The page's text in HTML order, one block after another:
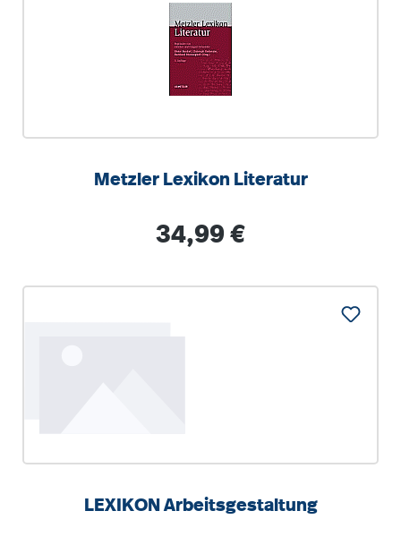
Metzler Lexikon Literatur
Regulärer Preis:
34,99 €
LEXIKON Arbeitsgestaltung